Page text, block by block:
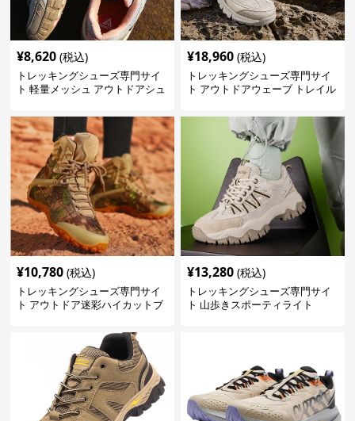
¥8,620 (税込)
トレッキングシューズ専門サイ
ト 軽量メッシュ アウトドアシュ
¥18,960 (税込)
トレッキングシューズ専門サイ
ト アウトドアウェーブ トレイル
¥10,780 (税込)
トレッキングシューズ専門サイ
ト アウトドア迷彩ハイカットブ
¥13,280 (税込)
トレッキングシューズ専門サイ
ト 山歩きスポーティライト